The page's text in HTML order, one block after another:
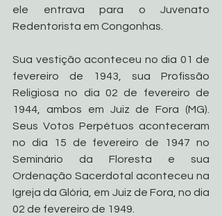
ele entrava para o Juvenato
Redentorista em Congonhas.
Sua vestição aconteceu no dia 01 de
fevereiro de 1943, sua Profissão
Religiosa no dia 02 de fevereiro de
1944, ambos em Juiz de Fora (MG).
Seus Votos Perpétuos aconteceram
no dia 15 de fevereiro de 1947 no
Seminário da Floresta e sua
Ordenação Sacerdotal aconteceu na
Igreja da Glória, em Juiz de Fora, no dia
02 de fevereiro de 1949.